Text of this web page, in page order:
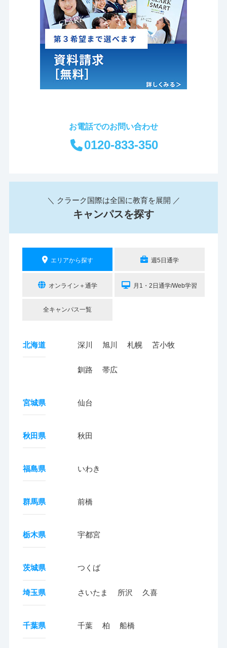
お電話でのお問い合わせ
0120-833-350
＼ クラーク国際は全国に教育を展開 ／
キャンパスを探す
エリアから探す 週5日通学
オンライン＋通学 月1・2日通学/Web学習
全キャンパス一覧
北海道 深川 旭川 札幌 苫小牧
釧路 帯広
宮城県 仙台
秋田県 秋田
福島県 いわき
群馬県 前橋
栃木県 宇都宮
茨城県 つくば
埼玉県 さいたま 所沢 久喜
千葉県 千葉 柏 船橋